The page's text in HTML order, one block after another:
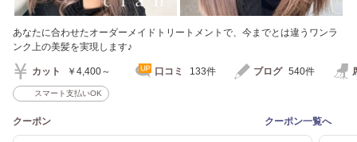
あなたに合わせたオーダーメイドトリートメントで、今までとは違うワンラ
ンク上の美髪を実現します♪
カット ￥4,400～ 口コミ 133件 ブログ 540件
スマート支払いOK
クーポン クーポン一覧へ